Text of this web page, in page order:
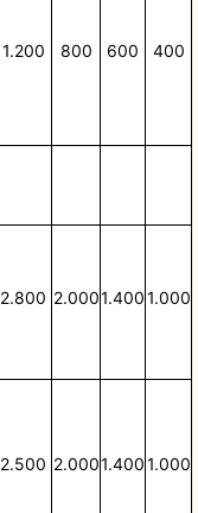
1.200 800 600 400
2.800 2.0001.4001.000
2.500 2.0001.4001.000